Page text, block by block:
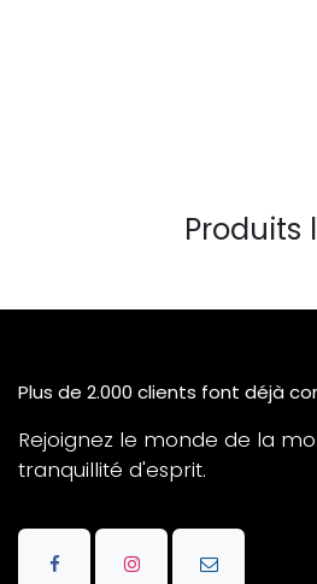
Produits
Plus de 2.000 clients font déjà
Rejoignez le monde de la
tranquillité d'esprit.